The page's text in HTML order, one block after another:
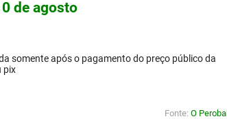
de agosto
somente após o pagamento do preço público da
pix
Fonte: O Perobal